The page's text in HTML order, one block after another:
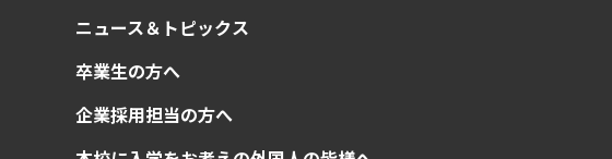
ニュース＆トピックス
卒業生の方へ
企業採用担当の方へ